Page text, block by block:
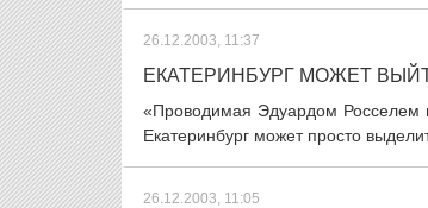
26.12.2003, 11:37
ЕКАТЕРИНБУРГ МОЖЕТ
«Проводимая Эдуардом Росселем
Екатеринбург может просто
26.12.2003, 11:05